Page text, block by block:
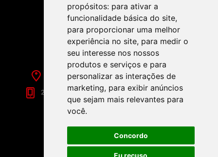
propósitos: para ativar a
funcionalidade básica do site,
para proporcionar uma melhor
experiência no site, para medir o
seu interesse nos nossos
produtos e serviços e para
personalizar as interações de
marketing, para exibir anúncios
que sejam mais relevantes para
você.
Concordo
Eu recuso
SIGA-NOS NAS REDES SOCIAIS!
Rua de Évora, 70-C - Reguengos de Monsaraz
266 040 688 (Chamada para a Rede Fixa Nacional)